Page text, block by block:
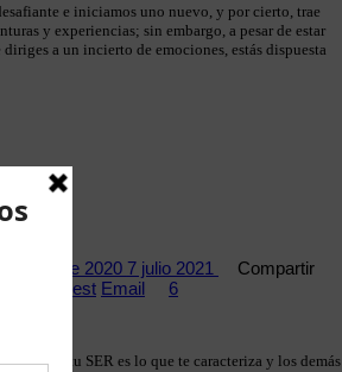
e iniciamos uno nuevo, y por cierto, trae
y experiencias; sin embargo, a pesar de estar
a un incierto de emociones, estás dispuesta
5 diciembre 2020 7 julio 2021
Compartir
Pinterest Email 6
la luz de tu SER es lo que te caracteriza y los demás